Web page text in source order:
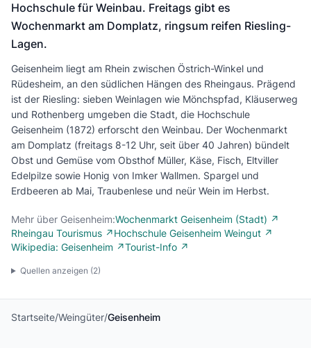
Hochschule für Weinbau. Freitags gibt es
Wochenmarkt am Domplatz, ringsum reifen Riesling-
Lagen.
Geisenheim liegt am Rhein zwischen Östrich-Winkel und
Rüdesheim, an den südlichen Hängen des Rheingaus. Prägend
ist der Riesling: sieben Weinlagen wie Mönchspfad, Kläuserweg
und Rothenberg umgeben die Stadt, die Hochschule
Geisenheim (1872) erforscht den Weinbau. Der Wochenmarkt
am Domplatz (freitags 8-12 Uhr, seit über 40 Jahren) bündelt
Obst und Gemüse vom Obsthof Müller, Käse, Fisch, Eltviller
Edelpilze sowie Honig von Imker Wallmen. Spargel und
Erdbeeren ab Mai, Traubenlese und neür Wein im Herbst.
Mehr über Geisenheim:Wochenmarkt Geisenheim (Stadt) ↗
Rheingau Tourismus ↗Hochschule Geisenheim Weingut ↗
Wikipedia: Geisenheim ↗Tourist-Info ↗
Quellen anzeigen (2)
Startseite/Weingüter/Geisenheim